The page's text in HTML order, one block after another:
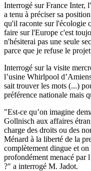
Interrogé sur France Inter,
a tenu à préciser sa
qu'il raconte sur l'écologie
faire sur l'Europe c'est
n'hésiterai pas une seule
parce que je refuse le
Interrogé sur la visite
l’usine Whirlpool
sait trouver les mots (...)
préférence nationale mais
"Est-ce qu’on imagine
Gollnisch aux affaires
charge des droits ou des
Ménard à la liberté de la
complètement dingue et
profondément menacé par
?" a interrogé M. Jadot.